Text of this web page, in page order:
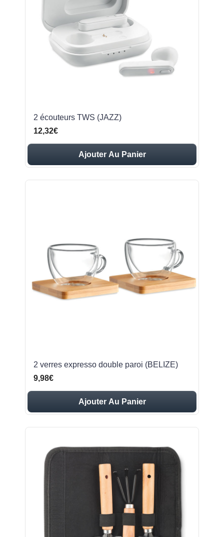
2 écouteurs TWS (JAZZ)
12,32€
Ajouter Au Panier
2 verres expresso double paroi (BELIZE)
9,98€
Ajouter Au Panier